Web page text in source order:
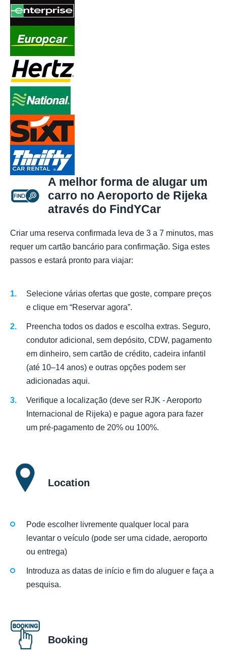
A melhor forma de alugar um
carro no Aeroporto de Rijeka
através do FindYCar
Criar uma reserva confirmada leva de 3 a 7 minutos, mas
requer um cartão bancário para confirmação. Siga estes
passos e estará pronto para viajar:
Selecione várias ofertas que goste, compare preços
e clique em “Reservar agora”.
Preencha todos os dados e escolha extras. Seguro,
condutor adicional, sem depósito, CDW, pagamento
em dinheiro, sem cartão de crédito, cadeira infantil
(até 10–14 anos) e outras opções podem ser
adicionadas aqui.
Verifique a localização (deve ser RJK - Aeroporto
Internacional de Rijeka) e pague agora para fazer
um pré-pagamento de 20% ou 100%.
Location
Pode escolher livremente qualquer local para
levantar o veículo (pode ser uma cidade, aeroporto
ou entrega)
Introduza as datas de início e fim do aluguer e faça a
pesquisa.
Booking